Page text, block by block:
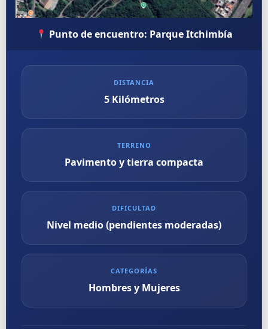
Punto de encuentro: Parque Itchimbía
DISTANCIA
5 Kilómetros
TERRENO
Pavimento y tierra compacta
DIFICULTAD
Nivel medio (pendientes moderadas)
CATEGORÍAS
Hombres y Mujeres